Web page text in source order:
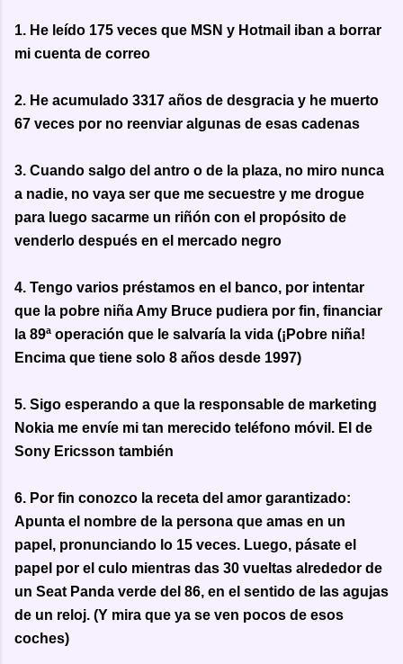
1. He leído 175 veces que MSN y Hotmail iban a borrar
mi cuenta de correo
2. He acumulado 3317 años de desgracia y he muerto
67 veces por no reenviar algunas de esas cadenas
3. Cuando salgo del antro o de la plaza, no miro nunca
a nadie, no vaya ser que me secuestre y me drogue
para luego sacarme un riñón con el propósito de
venderlo después en el mercado negro
4. Tengo varios préstamos en el banco, por intentar
que la pobre niña Amy Bruce pudiera por fin, financiar
la 89ª operación que le salvaría la vida (¡Pobre niña!
Encima que tiene solo 8 años desde 1997)
5. Sigo esperando a que la responsable de marketing
Nokia me envíe mi tan merecido teléfono móvil. El de
Sony Ericsson también
6. Por fin conozco la receta del amor garantizado:
Apunta el nombre de la persona que amas en un
papel, pronunciando lo 15 veces. Luego, pásate el
papel por el culo mientras das 30 vueltas alrededor de
un Seat Panda verde del 86, en el sentido de las agujas
de un reloj. (Y mira que ya se ven pocos de esos
coches)